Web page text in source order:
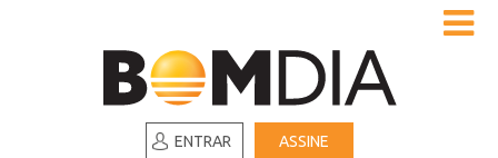
ENTRAR ASSINE